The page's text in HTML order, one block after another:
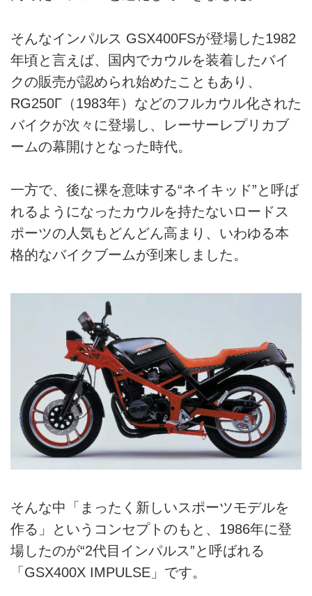
そんなインパルス GSX400FSが登場した1982
年頃と言えば、国内でカウルを装着したバイ
クの販売が認められ始めたこともあり、
RG250Γ（1983年）などのフルカウル化された
バイクが次々に登場し、レーサーレプリカブ
ームの幕開けとなった時代。
一方で、後に裸を意味する“ネイキッド”と呼ば
れるようになったカウルを持たないロードス
ポーツの人気もどんどん高まり、いわゆる本
格的なバイクブームが到来しました。
そんな中「まったく新しいスポーツモデルを
作る」というコンセプトのもと、1986年に登
場したのが“2代目インパルス”と呼ばれる
「GSX400X IMPULSE」です。